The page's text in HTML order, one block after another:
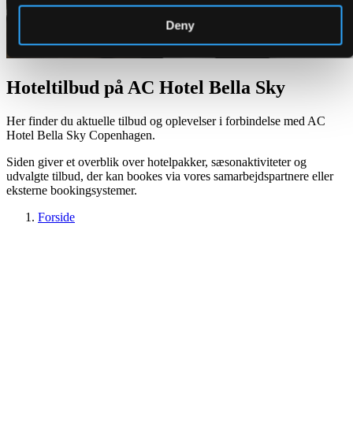
Deny
Hoteltilbud på AC Hotel Bella Sky
Her finder du aktuelle tilbud og oplevelser i forbindelse med AC
Hotel Bella Sky Copenhagen.
Siden giver et overblik over hotelpakker, sæsonaktiviteter og
udvalgte tilbud, der kan bookes via vores samarbejdspartnere eller
eksterne bookingsystemer.
Forside